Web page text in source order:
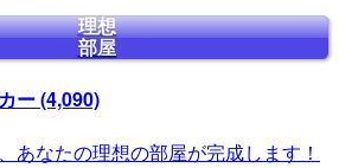
理想
部屋
ー(4,090)
あなたの理想の部屋が完成します！